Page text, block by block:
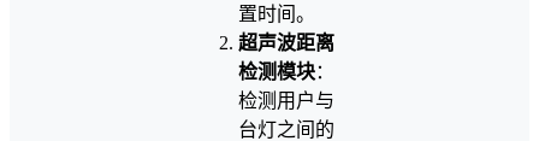
置时间。
超声波距离
检测模块：
检测用户与
台灯之间的